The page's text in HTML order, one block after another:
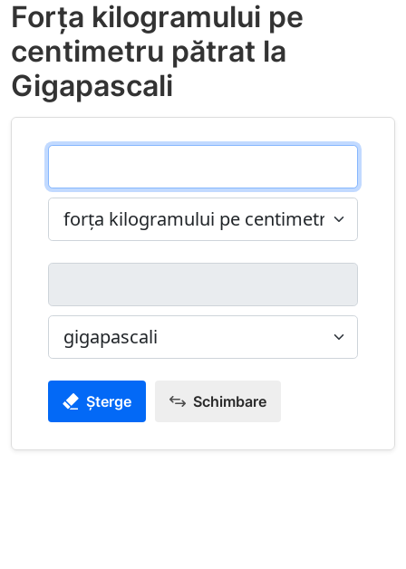
Forța kilogramului pe
centimetru pătrat la
Gigapascali
Șterge Schimbare